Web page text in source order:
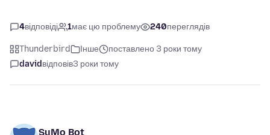
4відповіді 1має цю проблему 240переглядів
Thunderbird Інше
поставлено 3 роки тому
davidвідповів3 роки тому
SuMo Bot